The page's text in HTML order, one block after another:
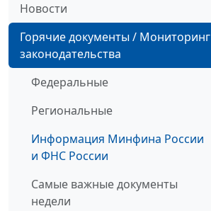
Новости
Горячие документы / Мониторинг
законодательства
Федеральные
Региональные
Информация Минфина России
и ФНС России
Самые важные документы
недели